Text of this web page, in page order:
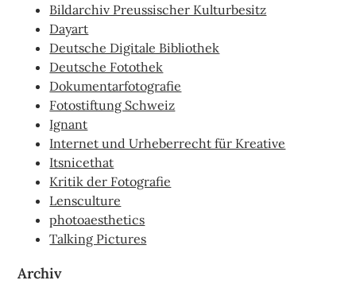
Bildarchiv Preussischer Kulturbesitz
Dayart
Deutsche Digitale Bibliothek
Deutsche Fotothek
Dokumentarfotografie
Fotostiftung Schweiz
Ignant
Internet und Urheberrecht für Kreative
Itsnicethat
Kritik der Fotografie
Lensculture
photoaesthetics
Talking Pictures
Archiv